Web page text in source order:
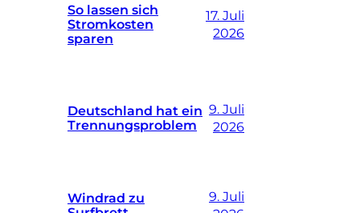
So lassen sich
Stromkosten
sparen
17. Juli
2026
Deutschland hat ein
Trennungsproblem
9. Juli
2026
Windrad zu
9. Juli